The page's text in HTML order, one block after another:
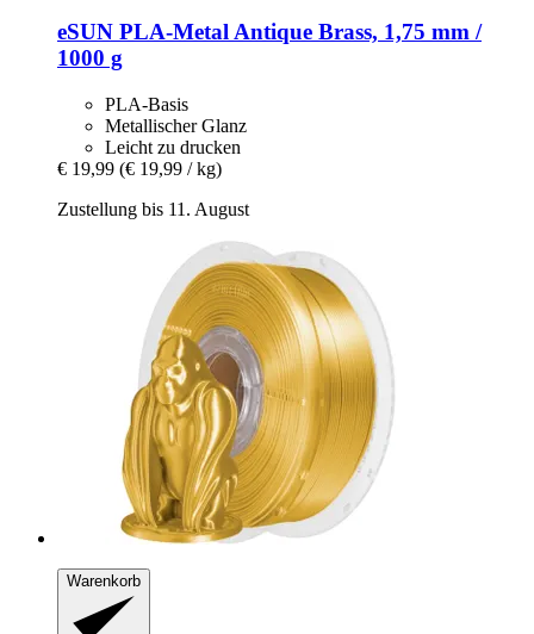
eSUN PLA-​Metal Antique Brass, 1,75 mm /
1000 g
PLA-Basis
Metallischer Glanz
Leicht zu drucken
€ 19,99 (€ 19,99 / kg)
Zustellung bis 11. August
Warenkorb